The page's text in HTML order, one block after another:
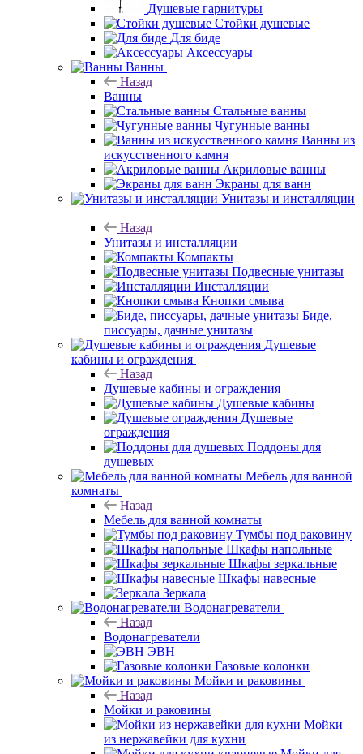
Душевые гарнитуры
Стойки душевые
Для биде
Аксессуары
Ванны
Назад
Ванны
Стальные ванны
Чугунные ванны
Ванны из
искусственного камня
Акриловые ванны
Экраны для ванн
Унитазы и инсталляции
Назад
Унитазы и инсталляции
Компакты
Подвесные унитазы
Инсталляции
Кнопки смыва
Биде,
писсуары, дачные унитазы
Душевые
кабины и ограждения
Назад
Душевые кабины и ограждения
Душевые кабины
Душевые
ограждения
Поддоны для
душевых
Мебель для ванной
комнаты
Назад
Мебель для ванной комнаты
Тумбы под раковину
Шкафы напольные
Шкафы зеркальные
Шкафы навесные
Зеркала
Водонагреватели
Назад
Водонагреватели
ЭВН
Газовые колонки
Мойки и раковины
Назад
Мойки и раковины
Мойки
из нержавейки для кухни